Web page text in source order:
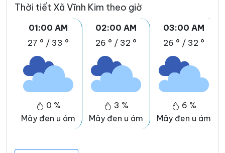
Thời tiết Xã Vĩnh Kim theo giờ
01:00 AM
27 ° / 33 °
0 %
Mây đen u ám
02:00 AM
26 ° / 32 °
3 %
Mây đen u ám
03:00 AM
26 ° / 32 °
6 %
Mây đen u ám